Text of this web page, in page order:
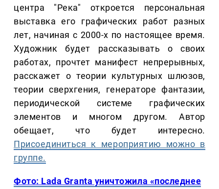
центра "Река" откроется персональная
выставка его графических работ разных
лет, начиная с 2000-х по настоящее время.
Художник будет рассказывать о своих
работах, прочтет манифест непрерывных,
расскажет о теории культурных шлюзов,
теории сверхгения, генераторе фантазии,
периодической системе графических
элементов и многом другом. Автор
обещает, что будет интересно.
Присоединиться к мероприятию можно в
группе.
Фото: Lada Granta уничтожила «последнее